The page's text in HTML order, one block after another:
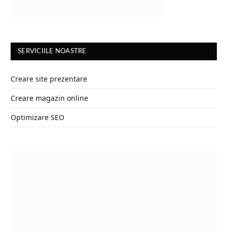
SERVICIILE NOASTRE
Creare site prezentare
Creare magazin online
Optimizare SEO